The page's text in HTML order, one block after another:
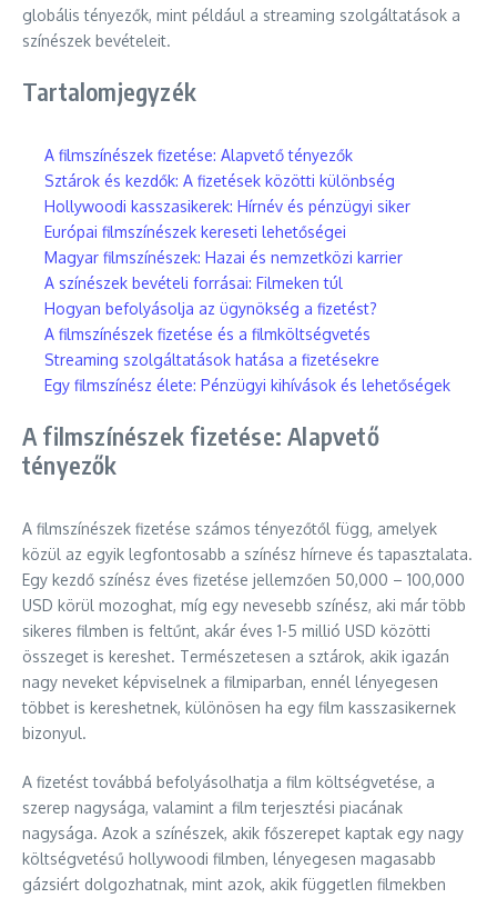
globális tényezők, mint például a streaming szolgáltatások a
színészek bevételeit.
Tartalomjegyzék
A filmszínészek fizetése: Alapvető tényezők
Sztárok és kezdők: A fizetések közötti különbség
Hollywoodi kasszasikerek: Hírnév és pénzügyi siker
Európai filmszínészek kereseti lehetőségei
Magyar filmszínészek: Hazai és nemzetközi karrier
A színészek bevételi forrásai: Filmeken túl
Hogyan befolyásolja az ügynökség a fizetést?
A filmszínészek fizetése és a filmköltségvetés
Streaming szolgáltatások hatása a fizetésekre
Egy filmszínész élete: Pénzügyi kihívások és lehetőségek
A filmszínészek fizetése: Alapvető
tényezők
A filmszínészek fizetése számos tényezőtől függ, amelyek
közül az egyik legfontosabb a színész hírneve és tapasztalata.
Egy kezdő színész éves fizetése jellemzően 50,000 – 100,000
USD körül mozoghat, míg egy nevesebb színész, aki már több
sikeres filmben is feltűnt, akár éves 1-5 millió USD közötti
összeget is kereshet. Természetesen a sztárok, akik igazán
nagy neveket képviselnek a filmiparban, ennél lényegesen
többet is kereshetnek, különösen ha egy film kasszasikernek
bizonyul.
A fizetést továbbá befolyásolhatja a film költségvetése, a
szerep nagysága, valamint a film terjesztési piacának
nagysága. Azok a színészek, akik főszerepet kaptak egy nagy
költségvetésű hollywoodi filmben, lényegesen magasabb
gázsiért dolgozhatnak, mint azok, akik független filmekben